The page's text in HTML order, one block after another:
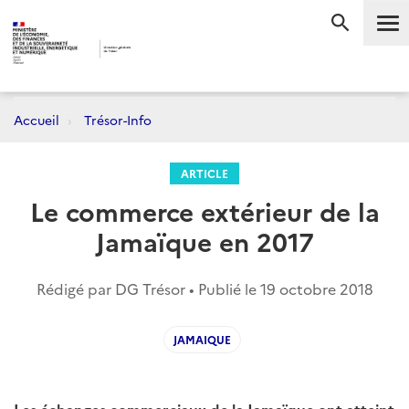
Accueil Trésor-Info
ARTICLE
Le commerce extérieur de la
Jamaïque en 2017
Rédigé par DG Trésor • Publié le19 octobre 2018
JAMAIQUE